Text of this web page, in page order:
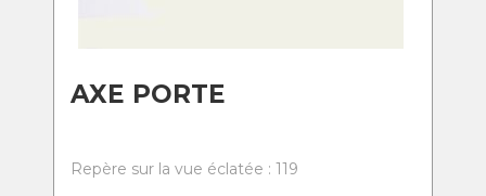
AXE PORTE
Repère sur la vue éclatée : 119